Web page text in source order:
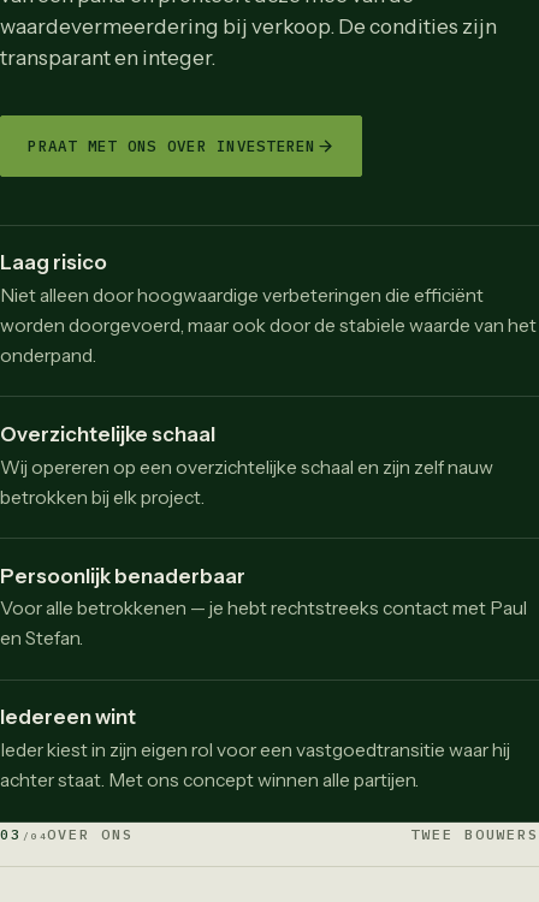
waardevermeerdering bij verkoop. De condities zijn
transparant en integer.
PRAAT MET ONS OVER INVESTEREN
Laag risico
Niet alleen door hoogwaardige verbeteringen die efficiënt
worden doorgevoerd, maar ook door de stabiele waarde van het
onderpand.
Overzichtelijke schaal
Wij opereren op een overzichtelijke schaal en zijn zelf nauw
betrokken bij elk project.
Persoonlijk benaderbaar
Voor alle betrokkenen — je hebt rechtstreeks contact met Paul
en Stefan.
Iedereen wint
Ieder kiest in zijn eigen rol voor een vastgoedtransitie waar hij
achter staat. Met ons concept winnen alle partijen.
03 /04OVER ONS TWEE BOUWERS